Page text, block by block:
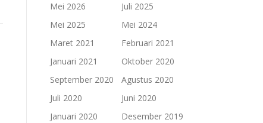
Mei 2026
Juli 2025
Mei 2025
Mei 2024
Maret 2021
Februari 2021
Januari 2021
Oktober 2020
September 2020
Agustus 2020
Juli 2020
Juni 2020
Januari 2020
Desember 2019